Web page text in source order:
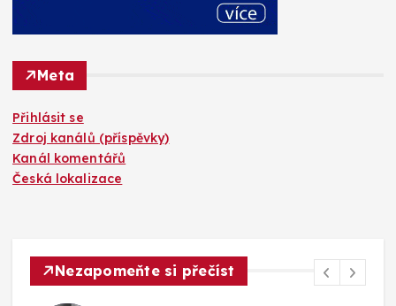
Meta
Přihlásit se
Zdroj kanálů (příspěvky)
Kanál komentářů
Česká lokalizace
Nezapomeňte si přečíst